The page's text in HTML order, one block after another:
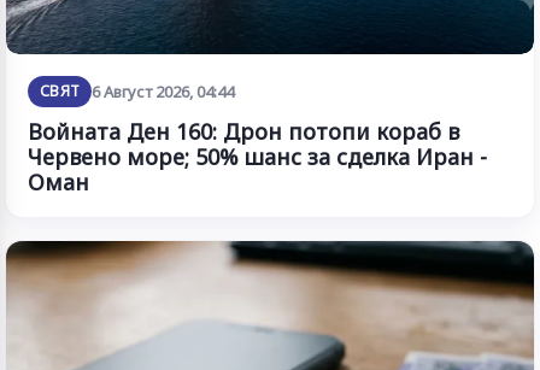
СВЯТ 6 Август 2026, 04:44
Войната Ден 160: Дрон потопи кораб в
Червено море; 50% шанс за сделка Иран -
Оман